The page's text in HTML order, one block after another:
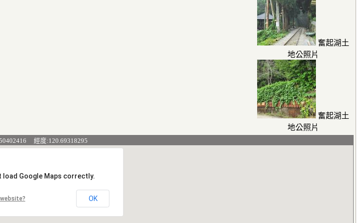
奮起湖土
地公照片
奮起湖土
地公照片
經度:120.69318295
load Google Maps correctly.
OK